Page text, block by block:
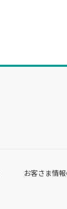
お客さま情